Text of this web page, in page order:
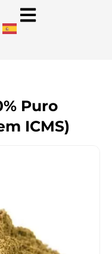
Puro
ICMS)